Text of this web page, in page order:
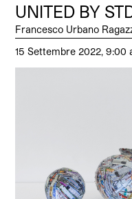
UNITED BY
Francesco Urbano
15 Settembre 2022, 9:00